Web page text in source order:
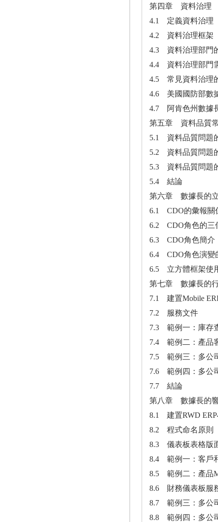
第四章 資料治理
4.1 定義資料治理
4.2 資料治理框架
4.3 資料治理部門
4.4 資料治理部門
4.5 常見資料治理
4.6 美國國防部數
4.7 阿肯色州數據
第五章 資料品質
5.1 資料品質問題
5.2 資料品質問題
5.3 資料品質問題
5.4 結論
第六章 數據長的
6.1 CDO的彙報關
6.2 CDO角色的三
6.3 CDO角色簡介
6.4 CDO角色演變
6.5 立方體框架使
第七章 數據長的
7.1 建置Mobile
7.2 服務文件
7.3 範例一：庫存
7.4 範例二：產品
7.5 範例三：多公
7.6 範例四：多公
7.7 結論
第八章 數據長的
8.1 建置RWD
8.2 程式命名原則
8.3 儀表板表格版
8.4 範例一：客戶
8.5 範例二：產品
8.6 財務儀表板服
8.7 範例三：多公
8.8 範例四：多公